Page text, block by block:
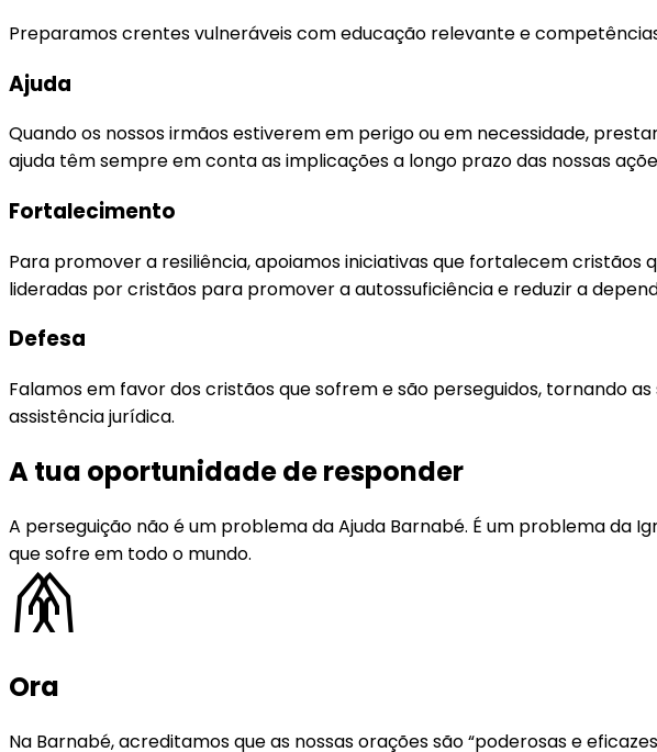
Preparamos crentes vulneráveis com educação relevante e
Ajuda
Quando os nossos irmãos estiverem em perigo ou em necessidade,
ajuda têm sempre em conta as implicações a longo prazo das nossas
Fortalecimento
Para promover a resiliência, apoiamos iniciativas que fortalecem
lideradas por cristãos para promover a autossuficiência e reduzir a
Defesa
Falamos em favor dos cristãos que sofrem e são perseguidos, tornando
assistência jurídica.
A tua oportunidade de responder
A perseguição não é um problema da Ajuda Barnabé. É um problema da
que sofre em todo o mundo.
folded_hands
Ora
Na Barnabé, acreditamos que as nossas orações são “poderosas e